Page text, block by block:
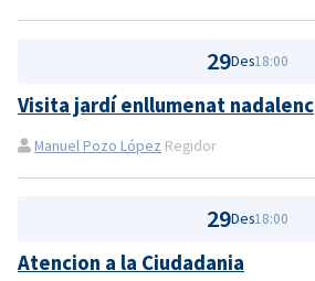
29Des18:00
Visita jardí enllumenat nadalenc
Manuel Pozo López Regidor
29Des18:00
Atencion a la Ciudadania